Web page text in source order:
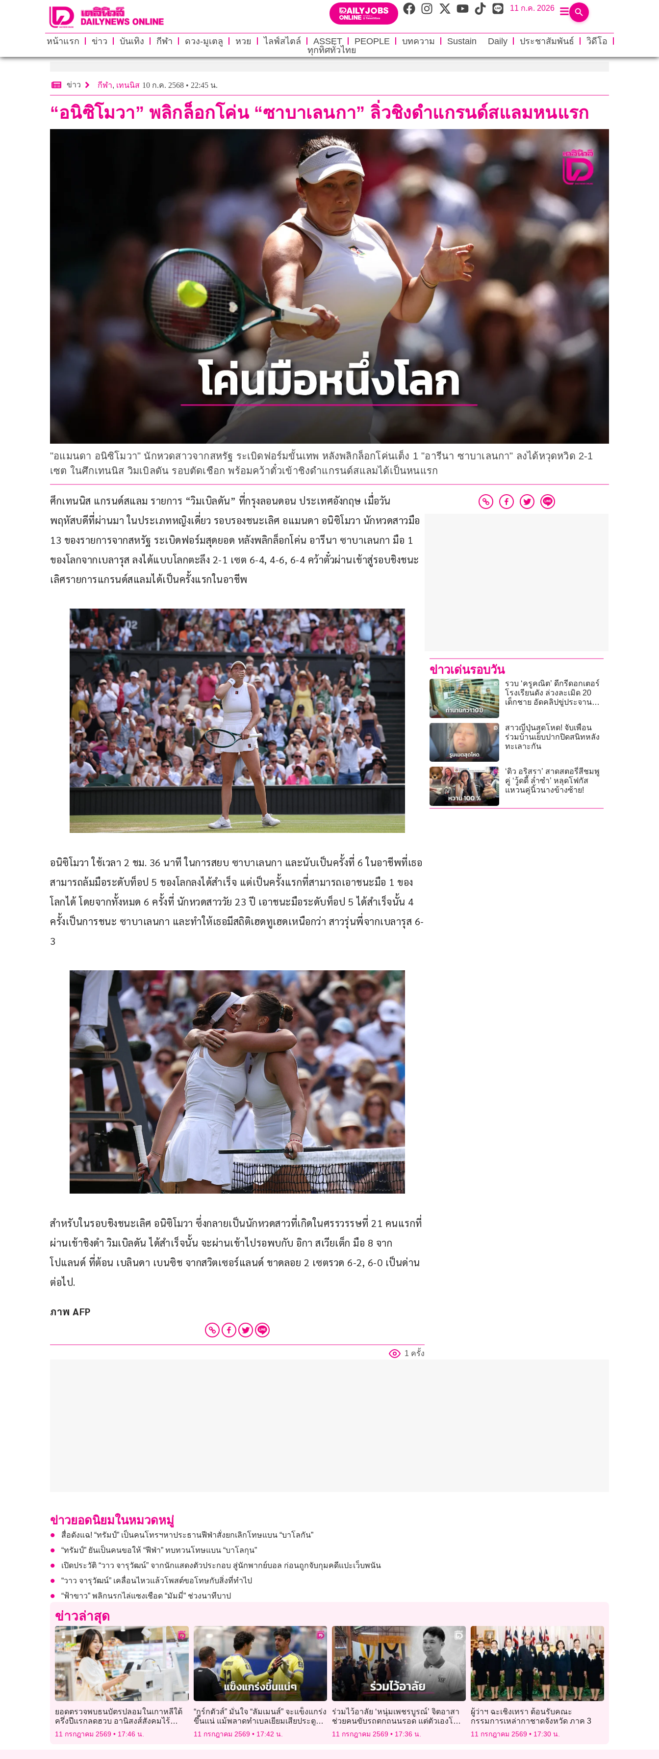
11 ก.ค. 2026
หน้าแรก ข่าว บันเทิง กีฬา ดวง-มูเตลู หวย ไลฟ์สไตล์ ASSET PEOPLE บทความ Sustain Daily ประชาสัมพันธ์
วิดีโอ
ทุกทิศทั่วไทย
ข่าว กีฬา, เทนนิส 10 ก.ค. 2568 • 22:45 น.
“อนิซิโมวา” พลิกล็อกโค่น “ซาบาเลนกา” ลิ่วชิงดำแกรนด์สแลมหนแรก
"อแมนดา อนิซิโมวา" นักหวดสาวจากสหรัฐ ระเบิดฟอร์มขั้นเทพ หลังพลิกล็อกโค่นเต็ง 1 "อารีนา ซาบาเลนกา" ลงได้หวุดหวิด 2-1
เซต ในศึกเทนนิส วิมเบิลดัน รอบตัดเชือก พร้อมคว้าตั๋วเข้าชิงดำแกรนด์สแลมได้เป็นหนแรก
ศึกเทนนิส แกรนด์สแลม รายการ “วิมเบิลดัน” ที่กรุงลอนดอน ประเทศอังกฤษ เมื่อวัน
พฤหัสบดีที่ผ่านมา ในประเภทหญิงเดี่ยว รอบรองชนะเลิศ อแมนดา อนิซิโมวา นักหวดสาวมือ
13 ของรายการจากสหรัฐ ระเบิดฟอร์มสุดยอด หลังพลิกล็อกโค่น อารีนา ซาบาเลนกา มือ 1
ของโลกจากเบลารุส ลงได้แบบโลกตะลึง 2-1 เซต 6-4, 4-6, 6-4 คว้าตั๋วผ่านเข้าสู่รอบชิงชนะ
เลิศรายการแกรนด์สแลมได้เป็นครั้งแรกในอาชีพ
อนิซิโมวา ใช้เวลา 2 ชม. 36 นาที ในการสยบ ซาบาเลนกา และนับเป็นครั้งที่ 6 ในอาชีพที่เธอ
สามารถล้มมือระดับท็อป 5 ของโลกลงได้สำเร็จ แต่เป็นครั้งแรกที่สามารถเอาชนะมือ 1 ของ
โลกได้ โดยจากทั้งหมด 6 ครั้งที่ นักหวดสาววัย 23 ปี เอาชนะมือระดับท็อป 5 ได้สำเร็จนั้น 4
ครั้งเป็นการชนะ ซาบาเลนกา และทำให้เธอมีสถิติเฮดทูเฮดเหนือกว่า สาวรุ่นพี่จากเบลารุส 6-
3
สำหรับในรอบชิงชนะเลิศ อนิซิโมวา ซึ่งกลายเป็นนักหวดสาวที่เกิดในศรรวรรษที่ 21 คนแรกที่
ผ่านเข้าชิงดำ วิมเบิลดัน ได้สำเร็จนั้น จะผ่านเข้าไปรอพบกับ อิกา สเวียเต็ก มือ 8 จาก
โปแลนด์ ที่ต้อน เบลินดา เบนซิช จากสวิตเซอร์แลนด์ ขาดลอย 2 เซตรวด 6-2, 6-0 เป็นด่าน
ต่อไป.
ภาพ AFP
1 ครั้ง
ข่าวเด่นรอบวัน
รวบ ‘ครูคณิต’ ดีกรีดอกเตอร์
โรงเรียนดัง ล่วงละเมิด 20
เด็กชาย อัดคลิปขู่ประจาน
สาวญี่ปุ่นสุดโหด! จับเพื่อน
ร่วมบ้านเย็บปากปิดสนิทหลัง
ทะเลาะกัน
‘ดิว อริสรา’ สาดสตอรี่สีชมพู
คู่ ‘วู้ดดี้ ล่ำซำ’ หลุดโฟกัส
แหวนคู่นิ้วนางข้างซ้าย!
ข่าวยอดนิยมในหมวดหมู่
สื่อดังแฉ! “ทรัมป์” เป็นคนโทรฯหาประธานฟีฟ่าสั่งยกเลิกโทษแบน “บาโลกัน”
“ทรัมป์” ยันเป็นคนขอให้ “ฟีฟ่า” ทบทวนโทษแบน “บาโลกุน”
เปิดประวัติ “วาว จารุวัฒน์” จากนักแสดงตัวประกอบ สู่นักพากย์บอล ก่อนถูกจับกุมคดีแปะเว็บพนัน
“วาว จารุวัฒน์” เคลื่อนไหวแล้วโพสต์ขอโทษกับสิ่งที่ทำไป
“ฟ้าขาว” พลิกนรกไล่แซงเชือด “มัมมี่” ช่วงนาทีบาป
ข่าวล่าสุด
ยอดตรวจพบธนบัตรปลอมในเกาหลีใต้
ครึ่งปีแรกลดฮวบ อานิสงส์สังคมไร้
เงินสด
11 กรกฎาคม 2569 17:46 น.
“กูร์กตัวส์” มั่นใจ “ลัมเมนส์” จะแข็งแกร่ง
ขึ้นแน่ แม้พลาดทำเบลเยียมเสียประตู
เกมกับสเปน
11 กรกฎาคม 2569 17:42 น.
ร่วมไว้อาลัย ‘หนุ่มเพชรบูรณ์’ จิตอาสา
ช่วยคนขับรถตกถนนรอด แต่ตัวเองโชค
ร้ายถูกรถอีกคันชนดับ
11 กรกฎาคม 2569 17:36 น.
ผู้ว่าฯ ฉะเชิงเทรา ต้อนรับคณะ
กรรมการเหล่ากาชาดจังหวัด ภาค 3
11 กรกฎาคม 2569 17:30 น.